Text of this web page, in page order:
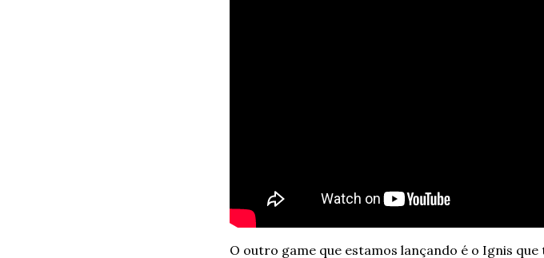
O outro game que estamos lançando é o Ignis